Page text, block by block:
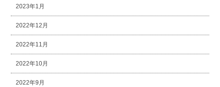
2023年1月
2022年12月
2022年11月
2022年10月
2022年9月